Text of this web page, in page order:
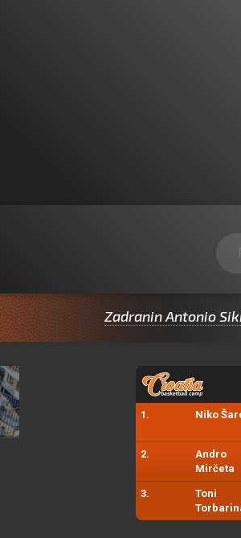
Zadranin Antonio Sikirić
1. Niko
2.
Andro
Mirčeta
3.
Toni